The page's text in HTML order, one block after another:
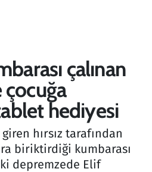
çalınan
hediyesi
hırsız tarafından
biriktirdiği kumbarası
depremzede Elif